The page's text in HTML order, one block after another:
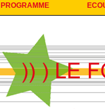
PROGRAMME